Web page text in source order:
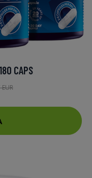
CAPS